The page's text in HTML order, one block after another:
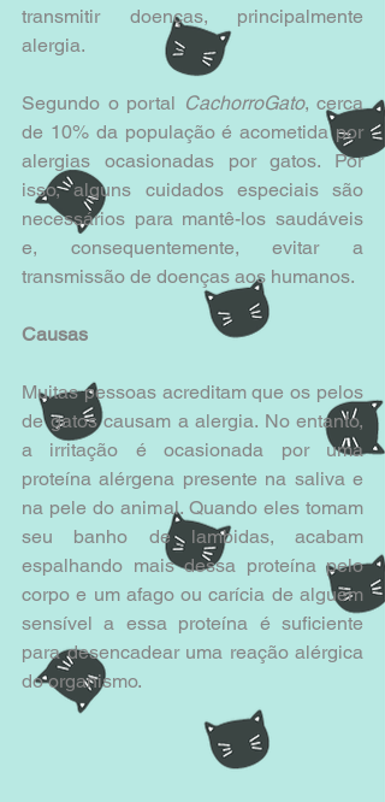
transmitir doenças, principalmente
alergia.
Segundo o portal CachorroGato, cerca
de 10% da população é acometida por
alergias ocasionadas por gatos. Por
isso, alguns cuidados especiais são
necessários para mantê-los saudáveis
e, consequentemente, evitar a
transmissão de doenças aos humanos.
Causas
Muitas pessoas acreditam que os pelos
de gatos causam a alergia. No entanto,
a irritação é ocasionada por uma
proteína alérgena presente na saliva e
na pele do animal. Quando eles tomam
seu banho de lambidas, acabam
espalhando mais dessa proteína pelo
corpo e um afago ou carícia de alguém
sensível a essa proteína é suficiente
para desencadear uma reação alérgica
do organismo.